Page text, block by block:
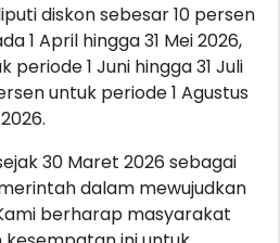
diskon sebesar 10 persen
1 April hingga 31 Mei 2026,
periode 1 Juni hingga 31 Juli
untuk periode 1 Agustus
30 Maret 2026 sebagai
dalam mewujudkan
berharap masyarakat